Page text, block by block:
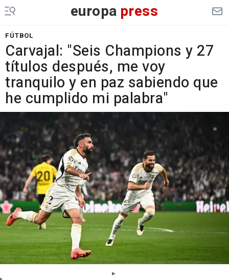
europa press
FÚTBOL
Carvajal: "Seis Champions y 27
títulos después, me voy
tranquilo y en paz sabiendo que
he cumplido mi palabra"